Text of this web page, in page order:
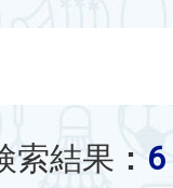
索結果 : 6